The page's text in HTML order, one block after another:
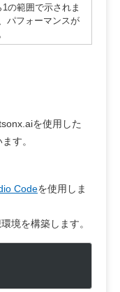
の範囲で示されま
パフォーマンスが
を使用した
す。
Codeを使用しま
境を構築します。